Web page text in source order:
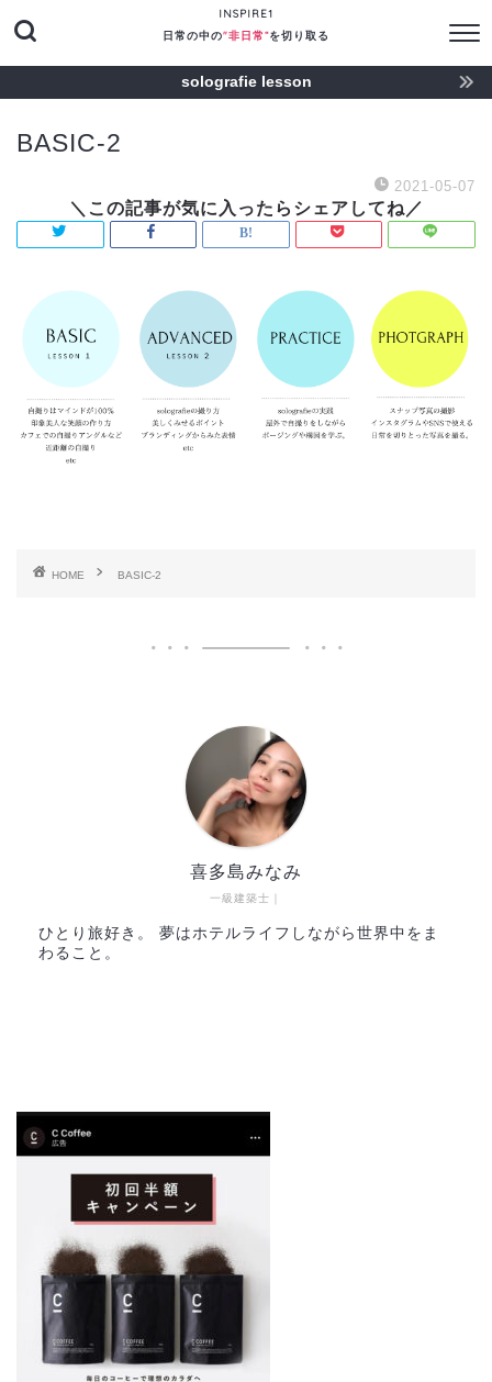
INSPIRE1
日常の中の"非日常“を切り取る
solografie lesson
BASIC-2
2021-05-07
HOME BASIC-2
一級建築士｜
喜多島みなみ
ひとり旅好き。 夢はホテルライフしながら世界中をま
わること。